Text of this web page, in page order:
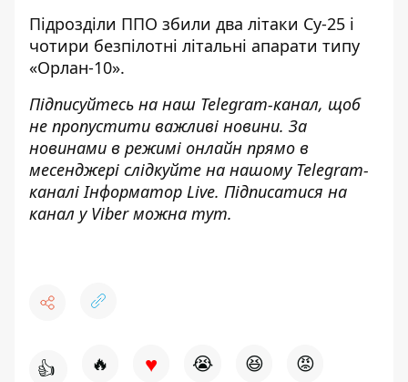
Підрозділи ППО збили два літаки Су-25 і
чотири безпілотні літальні апарати типу
«Орлан-10».
Підписуйтесь на наш Telegram-канал, щоб
не пропустити важливі новини. За
новинами в режимі онлайн прямо в
месенджері слідкуйте на нашому Telegram-
каналіІнформатор Live. Підписатися на
канал у Viber можна тут.
👍 🔥 ♥ 😭 😆 😡